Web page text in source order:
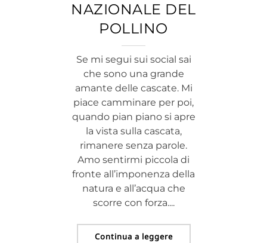
NAZIONALE DEL
POLLINO
Se mi segui sui social sai
che sono una grande
amante delle cascate. Mi
piace camminare per poi,
quando pian piano si apre
la vista sulla cascata,
rimanere senza parole.
Amo sentirmi piccola di
fronte all’imponenza della
natura e all’acqua che
scorre con forza....
Continua a leggere